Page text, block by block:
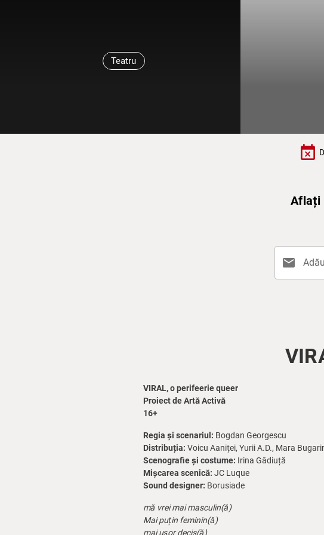
Teatru
event_busy
Aflați
mail
VIRAL, o perifeerie queer
Proiect de Artă Activă
16+
Regia și scenariul: Bogdan Georgescu
Distribuția: Voicu Aaniței, Yurii A.D., Mara
Scenografie și costume: Irina Gâdiuță
Mișcarea scenică: JC Luque
Sound designer: Borusiade
mă vrei mai masculin(ă)
Mai puțin feminin(ă)
mai ușor decis(ă)